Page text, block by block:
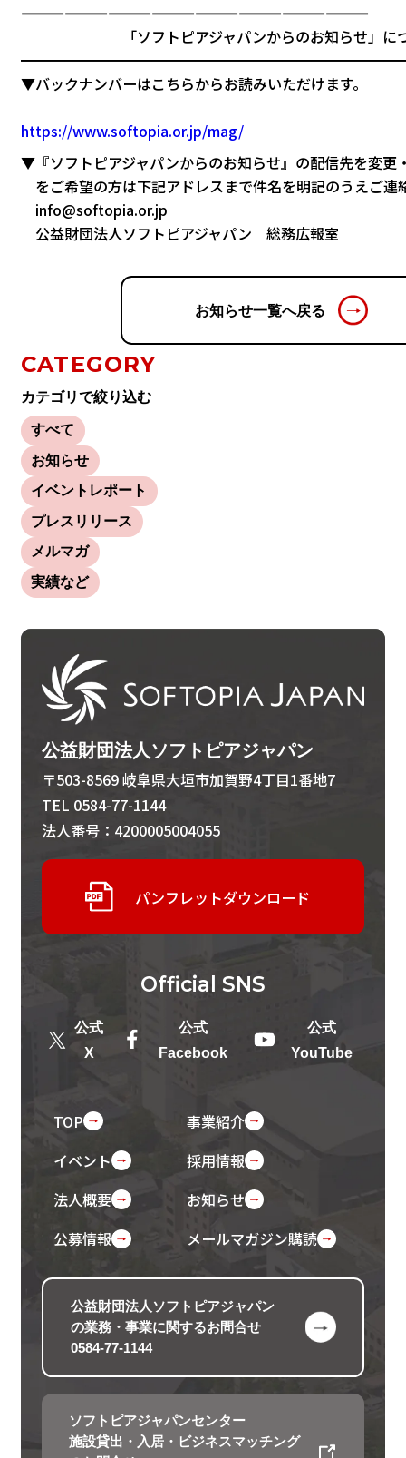
CATEGORY
カテゴリで絞り込む
すべて
お知らせ
イベントレポート
プレスリリース
メルマガ
実績など
————————————————————————
「ソフトピアジャパンからのお知らせ」に
▼バックナンバーはこちらからお読みいただけます。
https://www.softopia.or.jp/mag/
▼『ソフトピアジャパンからのお知らせ』の配信先を変更
をご希望の方は下記アドレスまで件名を明記のうえご連
info@softopia.or.jp
公益財団法人ソフトピアジャパン 総務広報室
お知らせ一覧へ戻る
公益財団法人ソフトピアジャパン
〒503-8569 岐阜県大垣市加賀野4丁目1番地7
TEL 0584-77-1144
法人番号：4200005004055
パンフレットダウンロード
Official SNS
公式
X
公式
Facebook
公式
YouTube
TOP
事業紹介
イベント
採用情報
法人概要
お知らせ
公募情報
メールマガジン購読
公益財団法人ソフトピアジャパン
の業務・事業に関するお問合せ
0584-77-1144
ソフトピアジャパンセンター
施設貸出・入居・ビジネスマッチング